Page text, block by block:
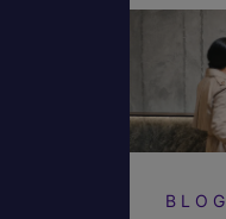
BLOG